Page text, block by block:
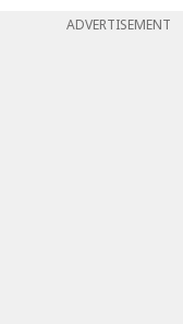
ADVERTISEMENT